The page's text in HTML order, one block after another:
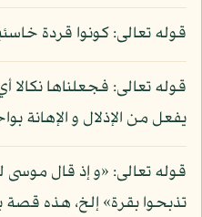
قوله تعالى: كونوا قردة
قوله تعالى: فجعلناها نكالا
يفعل من الإذلال و الإهانة
قوله تعالى: «و إذ قال موسى
تذبحوا بقرة» إلخ، هذه قصة